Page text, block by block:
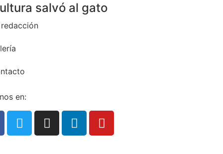
salvó al gato
en: